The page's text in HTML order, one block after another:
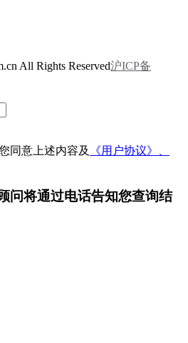
All Rights Reserved沪ICP备
同意上述内容及
《用户协议》、
问将通过电话告知您查询结